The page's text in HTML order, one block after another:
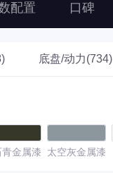
配置 口碑
底盘/动力(734)
金属漆 太空灰金属漆